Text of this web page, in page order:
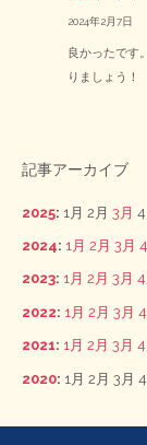
2024年2月7日
良かったです
りましょう！
記事アーカイブ
2025: 1月 2月 3月 4
2024: 1月 2月 3月
2023: 1月 2月 3月 4
2022: 1月 2月 3月
2021: 1月 2月 3月 4
2020: 1月 2月 3月